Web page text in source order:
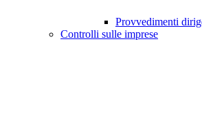
Provvedimenti
Controlli sulle imprese